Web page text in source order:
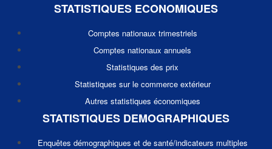
STATISTIQUES ECONOMIQUES
Comptes nationaux trimestriels
Comptes nationaux annuels
Statistiques des prix
Statistiques sur le commerce extérieur
Autres statistiques économiques
STATISTIQUES DEMOGRAPHIQUES
Enquêtes démographiques et de santé/indicateurs multiples